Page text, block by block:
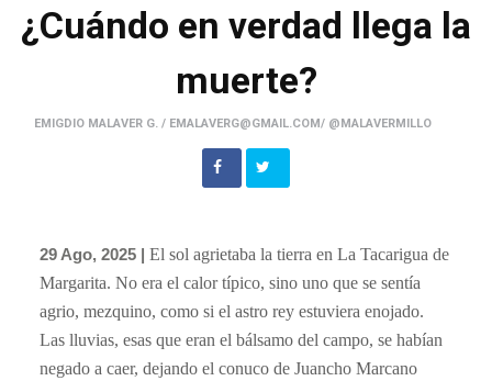
¿Cuándo en verdad llega la
muerte?
EMIGDIO MALAVER G. / EMALAVERG@GMAIL.COM/ @MALAVERMILLO
29 Ago, 2025 | El sol agrietaba la tierra en La Tacarigua de
Margarita. No era el calor típico, sino uno que se sentía
agrio, mezquino, como si el astro rey estuviera enojado.
Las lluvias, esas que eran el bálsamo del campo, se habían
negado a caer, dejando el conuco de Juancho Marcano